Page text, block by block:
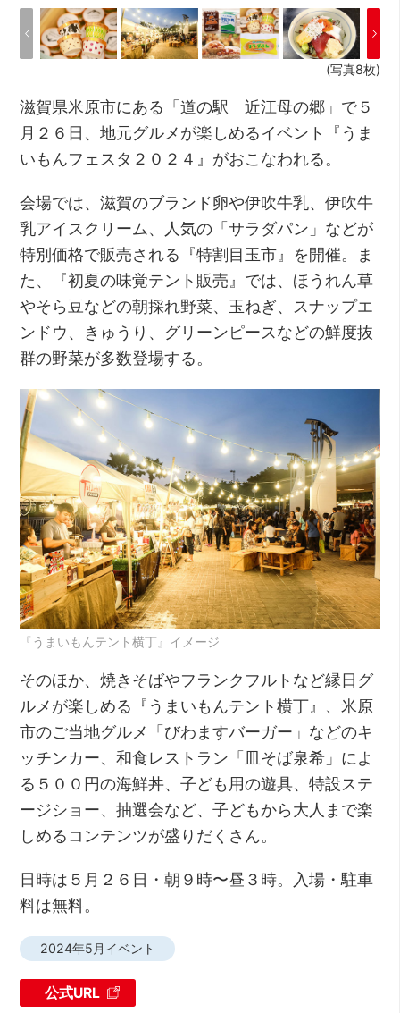
(写真8枚)
滋賀県米原市にある「道の駅 近江母の郷」で５
月２６日、地元グルメが楽しめるイベント『うま
いもんフェスタ２０２４』がおこなわれる。
会場では、滋賀のブランド卵や伊吹牛乳、伊吹牛
乳アイスクリーム、人気の「サラダパン」などが
特別価格で販売される『特割目玉市』を開催。ま
た、『初夏の味覚テント販売』では、ほうれん草
やそら豆などの朝採れ野菜、玉ねぎ、スナップエ
ンドウ、きゅうり、グリーンピースなどの鮮度抜
群の野菜が多数登場する。
『うまいもんテント横丁』イメージ
そのほか、焼きそばやフランクフルトなど縁日グ
ルメが楽しめる『うまいもんテント横丁』、米原
市のご当地グルメ「びわますバーガー」などのキ
ッチンカー、和食レストラン「皿そば泉希」によ
る５００円の海鮮丼、子ども用の遊具、特設ステ
ージショー、抽選会など、子どもから大人まで楽
しめるコンテンツが盛りだくさん。
日時は５月２６日・朝９時〜昼３時。入場・駐車
料は無料。
2024年5月イベント
公式URL